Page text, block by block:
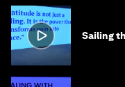
Sailing